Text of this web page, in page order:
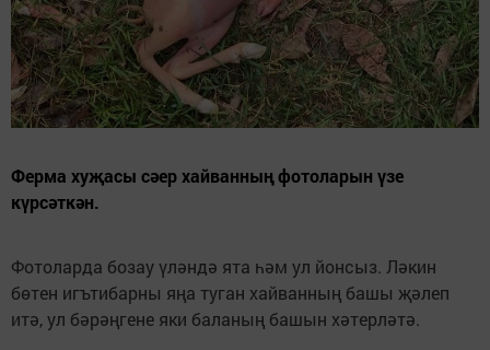
Ферма хуҗасы сәер хайванның фотоларын үзе
күрсәткән.
Фотоларда бозау үләндә ята һәм ул йонсыз. Ләкин
бөтен игътибарны яңа туган хайванның башы җәлеп
итә, ул бәрәңгене яки баланың башын хәтерләтә.